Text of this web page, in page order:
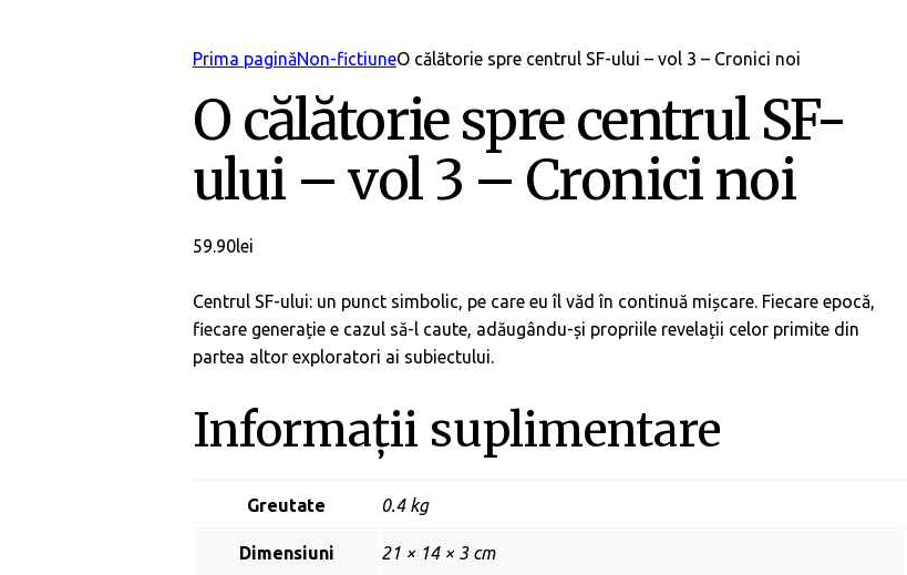
Prima paginăNon-fictiuneO călătorie spre centrul SF-ului – vol 3 – Cronici noi
O călătorie spre centrul SF-
ului – vol 3 – Cronici noi
59.90lei
Centrul SF-ului: un punct simbolic, pe care eu îl văd în continuă mișcare. Fiecare epocă,
fiecare generație e cazul să-l caute, adăugându-și propriile revelații celor primite din
partea altor exploratori ai subiectului.
Informații suplimentare
Greutate 0.4 kg
Dimensiuni 21 × 14 × 3 cm